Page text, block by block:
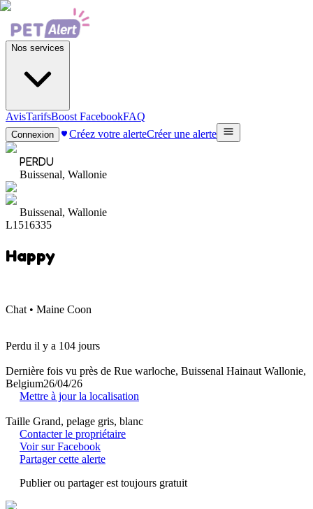
Nos services
AvisTarifsBoost FacebookFAQ
Connexion Créez votre alerteCréer une alerte
PERDU
Buissenal, Wallonie
Buissenal, Wallonie
L1516335
Happy
Chat • Maine Coon
Perdu il y a 104 jours
Dernière fois vu près de Rue warloche, Buissenal Hainaut Wallonie,
Belgium26/04/26
Mettre à jour la localisation
Taille Grand, pelage gris, blanc
Contacter le propriétaire
Voir sur Facebook
Partager cette alerte
Publier ou partager est toujours gratuit